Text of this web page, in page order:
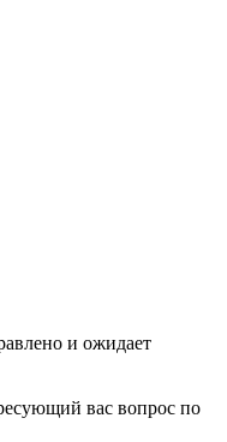
и ожидает
вас вопрос по